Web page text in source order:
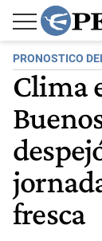
PRONOSTICO
Clima
fresca